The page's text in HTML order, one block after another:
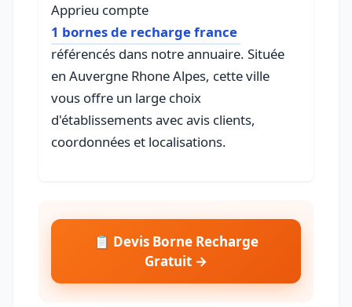
Apprieu compte
1 bornes de recharge france
référencés dans notre annuaire. Située
en Auvergne Rhone Alpes, cette ville
vous offre un large choix
d'établissements avec avis clients,
coordonnées et localisations.
📋 Devis Borne Recharge
Gratuit →